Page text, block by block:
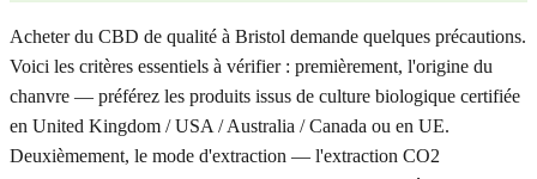
Acheter du CBD de qualité à Bristol demande quelques précautions.
Voici les critères essentiels à vérifier : premièrement, l'origine du
chanvre — préférez les produits issus de culture biologique certifiée
en United Kingdom / USA / Australia / Canada ou en UE.
Deuxièmement, le mode d'extraction — l'extraction CO2